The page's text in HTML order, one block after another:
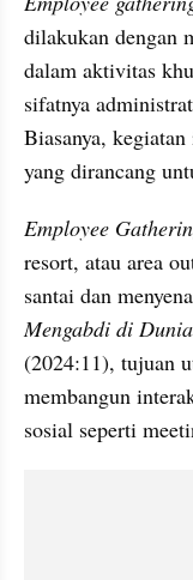
dilakukan dengan
dalam aktivitas
sifatnya
Biasanya,
yang dirancang
Employee
resort, atau area
santai dan
Mengabdi di
(2024:11), tujuan
membangun
sosial seperti